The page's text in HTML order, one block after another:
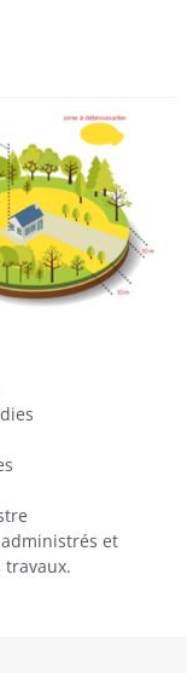
administrés et